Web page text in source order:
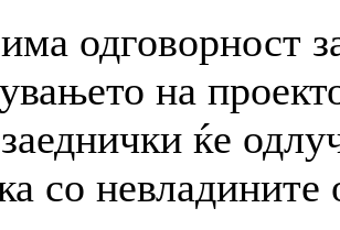
одговорност
на
ќе
со невладините